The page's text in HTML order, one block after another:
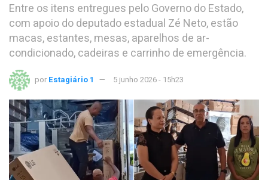
Entre os itens entregues pelo Governo do Estado,
com apoio do deputado estadual Zé Neto, estão
macas, estantes, mesas, aparelhos de ar-
condicionado, cadeiras e carrinho de emergência.
por Estagiário 1 5 junho 2026 - 15h23